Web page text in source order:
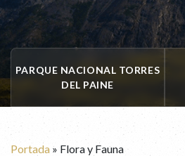
PARQUE NACIONAL TORRES
DEL PAINE
Portada » Flora y Fauna